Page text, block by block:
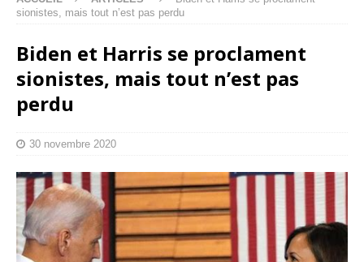
sionistes, mais tout n’est pas perdu
Biden et Harris se proclament
sionistes, mais tout n’est pas
perdu
30 novembre 2020